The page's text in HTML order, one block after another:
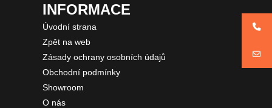
INFORMACE
Úvodní strana
Zpět na web
Zásady ochrany osobních údajů
Obchodní podmínky
Showroom
O nás